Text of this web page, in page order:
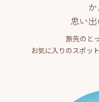
思い
旅先のと
お気に入りのスポッ